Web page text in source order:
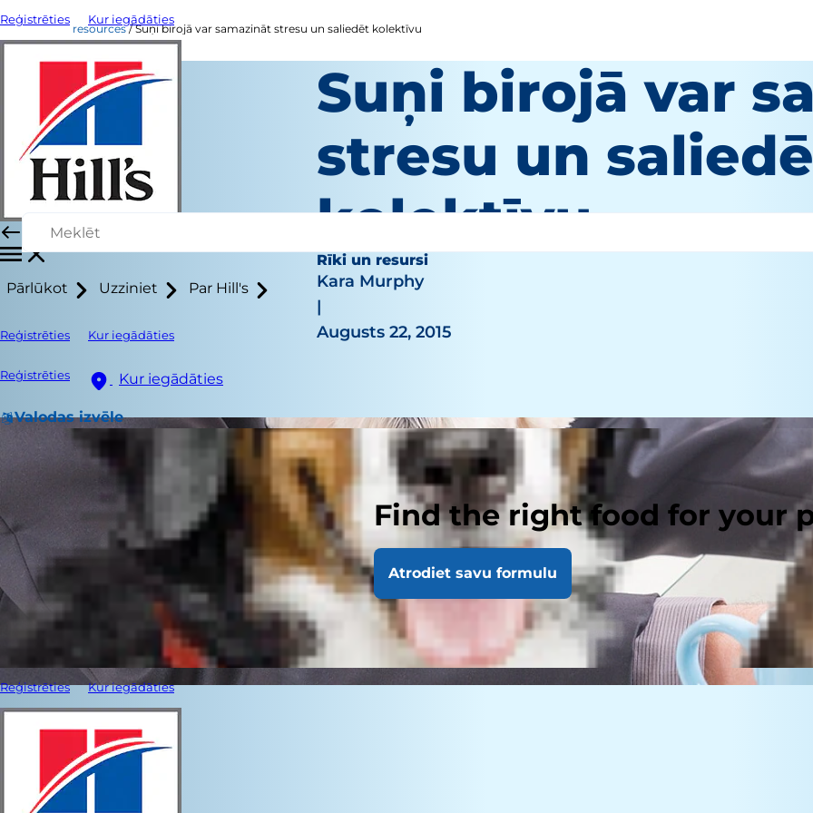
Reģistrēties Kur iegādāties
Pārlūkot Uzziniet Par Hill's
Reģistrēties Kur iegādāties
Reģistrēties Kur iegādāties
Valodas izvēle
Find the right food for your
Atrodiet savu formulu
Reģistrēties Kur iegādāties
resources Suņi birojā var samazināt stresu un saliedēt kolektīvu
Suņi birojā var
stresu un
kolektīvu
Rīki un resursi
Kara Murphy
|
Augusts 22, 2015